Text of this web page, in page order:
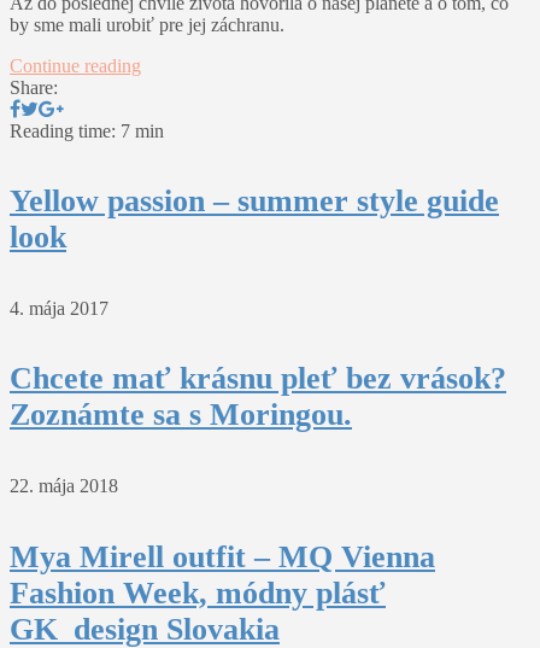
by sme mali urobiť pre jej záchranu.
Continue reading
Share:
Reading time: 7 min
Yellow passion – summer style guide
look
4. mája 2017
Chcete mať krásnu pleť bez vrások?
Zoznámte sa s Moringou.
22. mája 2018
Mya Mirell outfit – MQ Vienna
Fashion Week, módny plásť
GK_design Slovakia